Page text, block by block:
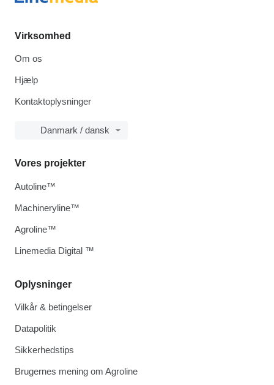
Virksomhed
Om os
Hjælp
Kontaktoplysninger
Danmark / dansk
Oplysninger
Vilkår & betingelser
Datapolitik
Sikkerhedstips
Brugernes mening om Agroline
Vores projekter
Autoline™
Machineryline™
Agroline™
Linemedia Digital ™